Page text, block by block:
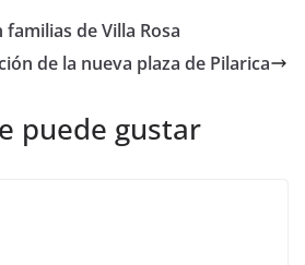
de Villa Rosa
de la nueva plaza de Pilarica
puede gustar